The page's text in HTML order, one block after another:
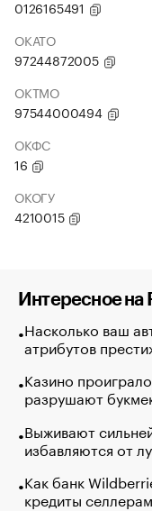
0126165491
ОКАТО
97244872005
ОКТМО
97544000494
ОКФС
16
ОКОГУ
4210015
Интересное на
Насколько ваш
атрибутов
Казино
разрушают
Выживают
избавляются от
Как банк
кредиты